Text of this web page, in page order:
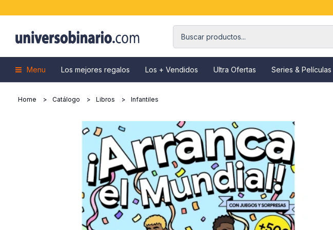
Menu Los mejores regalos Los + Vendidos Ultra Ofertas Series & Películas
Home Catálogo Libros Infantiles